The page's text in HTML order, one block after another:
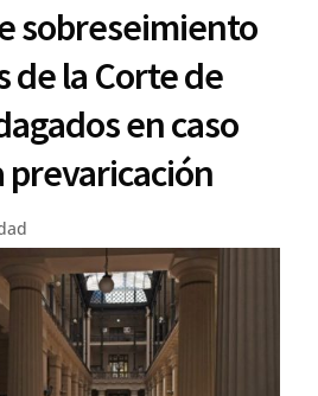
sobreseimiento
de la Corte de
en caso